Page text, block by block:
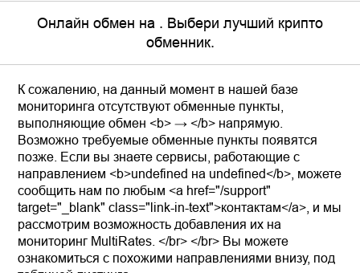
Онлайн обмен на . Выбери лучший крипто
обменник.
К сожалению, на данный момент в нашей базе
мониторинга отсутствуют обменные пункты,
выполняющие обмен <b> → </b> напрямую.
Возможно требуемые обменные пункты появятся
позже. Если вы знаете сервисы, работающие с
направлением <b>undefined на undefined</b>, можете
сообщить нам по любым <a href="/support"
target="_blank" class="link-in-text">контактам</a>, и мы
рассмотрим возможность добавления их на
мониторинг MultiRates. </br> </br> Вы можете
ознакомиться с похожими направлениями внизу, под